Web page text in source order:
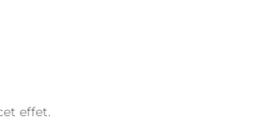
effet.